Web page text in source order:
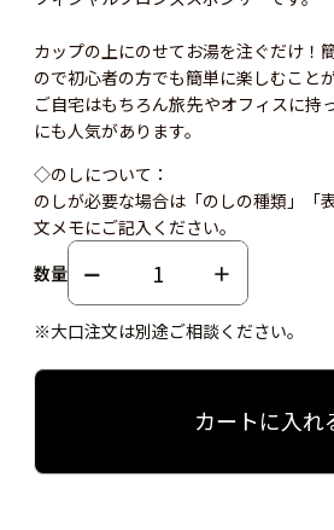
カップの上にのせてお湯を注ぐだけ！
ので初心者の方でも簡単に楽しむこと
ご自宅はもちろん旅先やオフィスに持
にも人気があります。
◇のしについて：
のしが必要な場合は「のしの種類」「
文メモにご記入ください。
数量
※大口注文は別途ご相談ください。
カートに入れ